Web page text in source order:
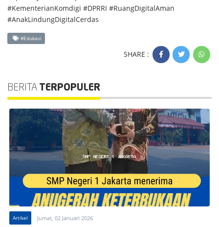
#KementerianKomdigi #DPRRI #RuangDigitalAman
#AnakLindungDigitalCerdas
#Edukasi
SHARE :
BERITA TERPOPULER
Artikel Jumat, 02 Januari 2026